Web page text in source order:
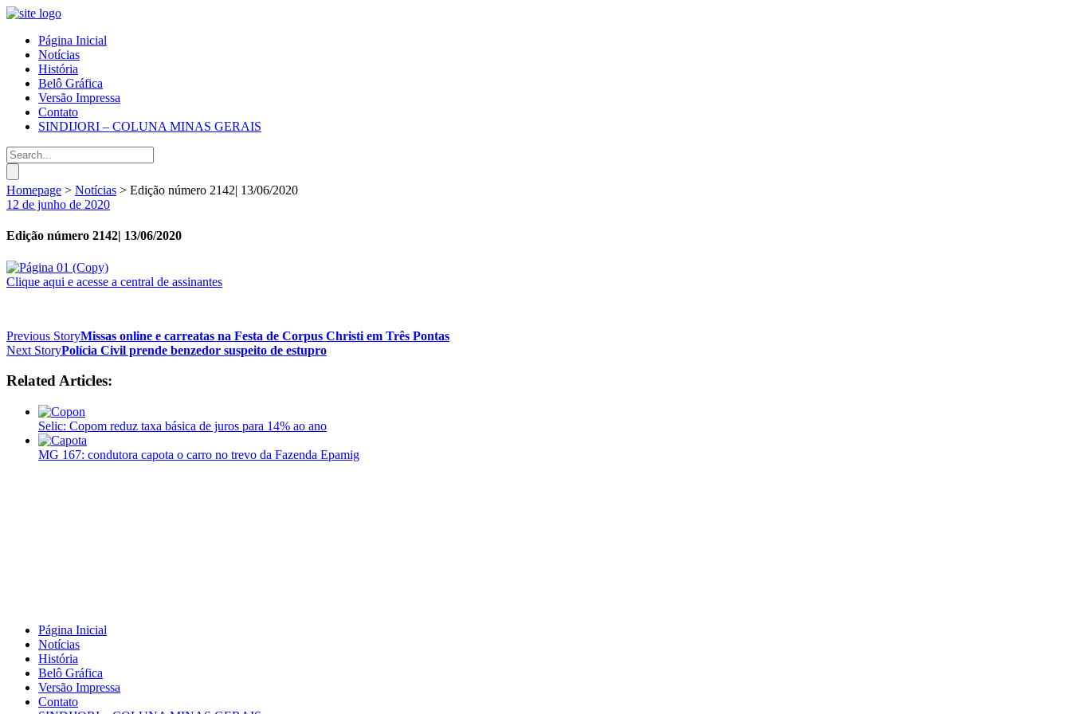
Página Inicial
Notícias
História
Belô Gráfica
Versão Impressa
Contato
SINDIJORI – COLUNA MINAS GERAIS
Homepage > Notícias > Edição número 2142| 13/06/2020
12 de junho de 2020
Edição número 2142| 13/06/2020
Clique aqui e acesse a central de assinantes
Previous StoryMissas online e carreatas na Festa de Corpus Christi em Três Pontas
Next StoryPolícia Civil prende benzedor suspeito de estupro
Related Articles:
Selic: Copom reduz taxa básica de juros para 14% ao ano
MG 167: condutora capota o carro no trevo da Fazenda Epamig
Página Inicial
Notícias
História
Belô Gráfica
Versão Impressa
Contato